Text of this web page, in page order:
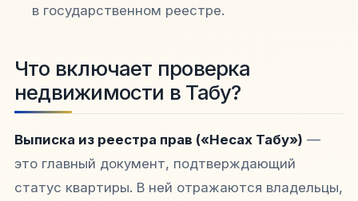
в государственном реестре.
Что включает проверка
недвижимости в Табу?
Выписка из реестра прав («Несах Табу») —
это главный документ, подтверждающий
статус квартиры. В ней отражаются владельцы,